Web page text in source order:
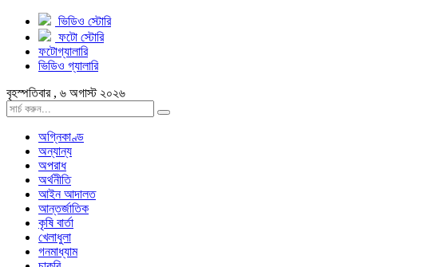
ভিডিও স্টোরি
ফটো স্টোরি
ফটোগ্যালারি
ভিডিও গ্যালারি
বৃহস্পতিবার , ৬ অগাস্ট ২০২৬
অগ্নিকাণ্ড
অন্যান্য
অপরাধ
অর্থনীতি
আইন আদালত
আন্তর্জাতিক
কৃষি বার্তা
খেলাধুলা
গনমাধ্যাম